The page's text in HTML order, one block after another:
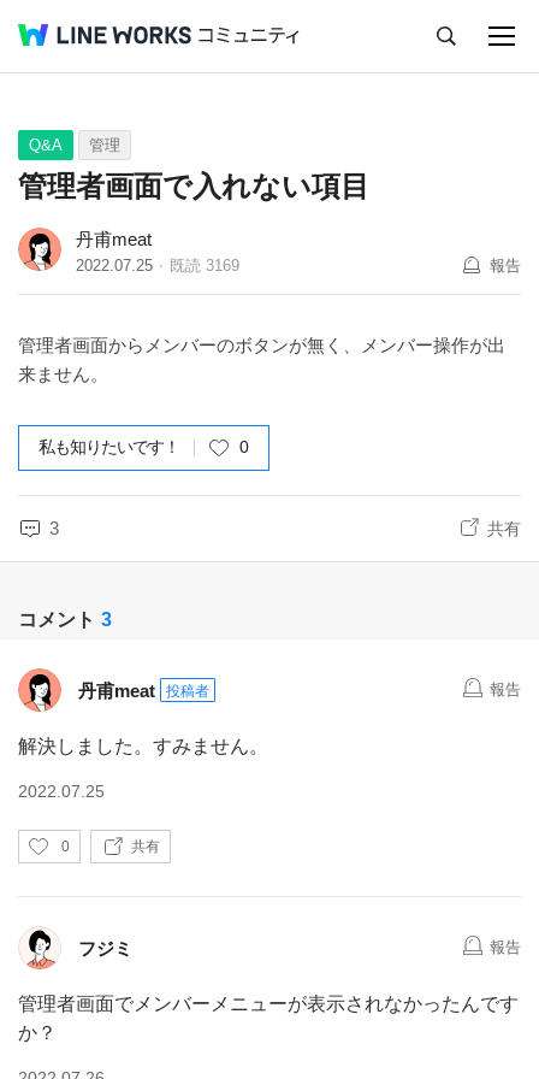
Q&A Tips Ideas
Q&A 管理
管理者画面で入れない項目
丹甫meat
2022.07.25 既読 3169 報告
管理者画面からメンバーのボタンが無く、メンバー操作が出
来ません。
私も知りたいです！ 0
3 共有
コメント 3
丹甫meat 投稿者 報告
解決しました。すみません。
2022.07.25
い
0 共有
フジミ 報告
管理者画面でメンバーメニューが表示されなかったんです
か？